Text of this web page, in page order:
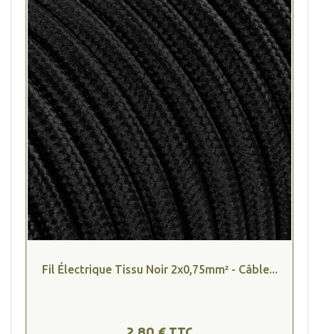
Fil Électrique Tissu Noir 2x0,75mm² - Câble...